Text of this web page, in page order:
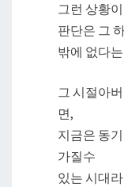
그런 상황
판단은 그
밖에 없다
그 시절아
면,
지금은 동
가질수
있는 시대